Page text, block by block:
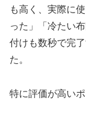
も高く、実際に
った」「冷たい
付けも数秒で完
た。
特に評価が高い